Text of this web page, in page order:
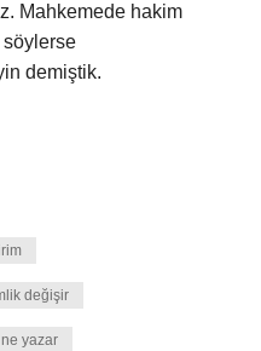
Mahkemede hakim
söylerse
demiştik.
değişir
yazar